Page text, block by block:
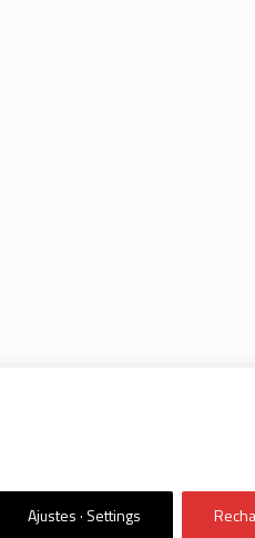
Ajustes · Settings